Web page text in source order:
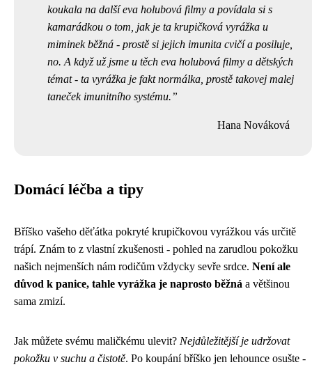
koukala na další eva holubová filmy a povídala si s
kamarádkou o tom, jak je ta krupičková vyrážka u
miminek běžná - prostě si jejich imunita cvičí a posiluje,
no. A když už jsme u těch eva holubová filmy a dětských
témat - ta vyrážka je fakt normálka, prostě takovej malej
taneček imunitního systému.
Hana Nováková
Domácí léčba a tipy
Bříško vašeho děťátka pokryté krupičkovou vyrážkou vás určitě
trápí. Znám to z vlastní zkušenosti - pohled na zarudlou pokožku
našich nejmenších nám rodičům vždycky sevře srdce. Není ale
důvod k panice, tahle vyrážka je naprosto běžná a většinou
sama zmizí.
Jak můžete svému maličkému ulevit? Nejdůležitější je udržovat
pokožku v suchu a čistotě. Po koupání bříško jen lehounce osušte -